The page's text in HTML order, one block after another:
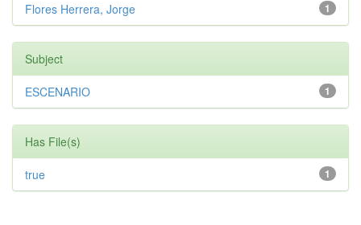
1
Flores Herrera, Jorge
Subject
1
ESCENARIO
Has File(s)
1
true